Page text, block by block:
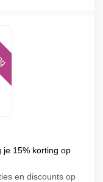
je 15% korting op
en discounts op